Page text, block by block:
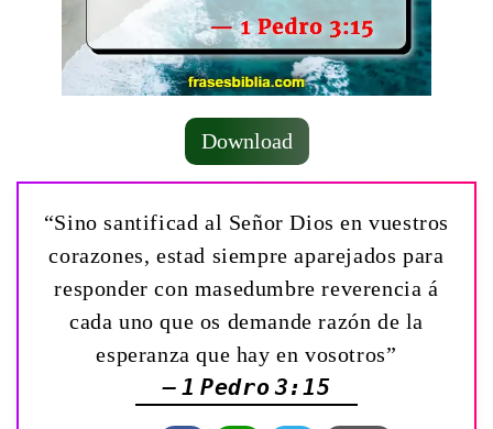
Download
“Sino santificad al Señor Dios en vuestros
corazones, estad siempre aparejados para
responder con masedumbre reverencia á
cada uno que os demande razón de la
esperanza que hay en vosotros”
— 1 Pedro 3:15